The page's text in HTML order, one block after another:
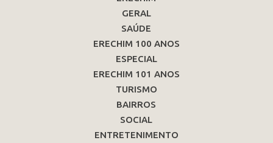
GERAL
SAÚDE
ERECHIM 100 ANOS
ESPECIAL
ERECHIM 101 ANOS
TURISMO
BAIRROS
SOCIAL
ENTRETENIMENTO